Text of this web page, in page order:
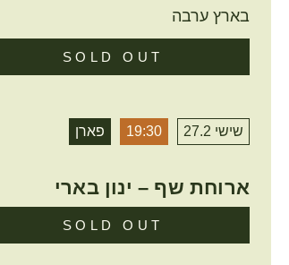
בארץ ערבה
SOLD OUT
שישי 27.2 19:30 פארן
ארוחת שף – ינון בארי
SOLD OUT